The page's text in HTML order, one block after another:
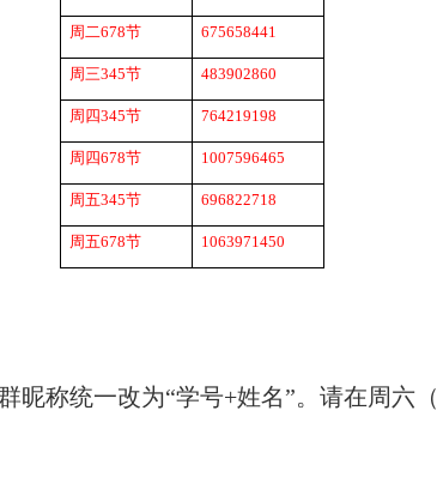
周二678节 675658441
周三345节 483902860
周四345节 764219198
周四678节 1007596465
周五345节 696822718
周五678节 1063971450
昵称统一改为“学号+姓名”。请在周六（